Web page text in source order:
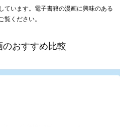
ています。電子書籍の漫画に興味のある
覧ください。
のおすすめ比較